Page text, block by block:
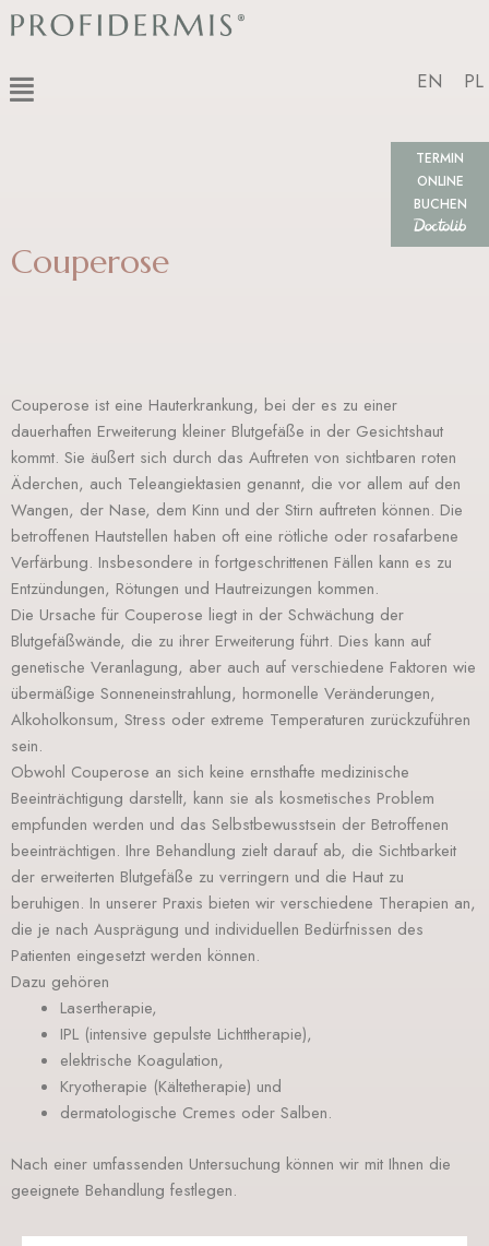
Zum
Inhalt
Menü EN PL
TERMIN
ONLINE
BUCHEN
Couperose
Couperose ist eine Hauterkrankung, bei der es zu einer
dauerhaften Erweiterung kleiner Blutgefäße in der Gesichtshaut
kommt. Sie äußert sich durch das Auftreten von sichtbaren roten
Äderchen, auch Teleangiektasien genannt, die vor allem auf den
Wangen, der Nase, dem Kinn und der Stirn auftreten können. Die
betroffenen Hautstellen haben oft eine rötliche oder rosafarbene
Verfärbung. Insbesondere in fortgeschrittenen Fällen kann es zu
Entzündungen, Rötungen und Hautreizungen kommen.
Die Ursache für Couperose liegt in der Schwächung der
Blutgefäßwände, die zu ihrer Erweiterung führt. Dies kann auf
genetische Veranlagung, aber auch auf verschiedene Faktoren wie
übermäßige Sonneneinstrahlung, hormonelle Veränderungen,
Alkoholkonsum, Stress oder extreme Temperaturen zurückzuführen
sein.
Obwohl Couperose an sich keine ernsthafte medizinische
Beeinträchtigung darstellt, kann sie als kosmetisches Problem
empfunden werden und das Selbstbewusstsein der Betroffenen
beeinträchtigen. Ihre Behandlung zielt darauf ab, die Sichtbarkeit
der erweiterten Blutgefäße zu verringern und die Haut zu
beruhigen. In unserer Praxis bieten wir verschiedene Therapien an,
die je nach Ausprägung und individuellen Bedürfnissen des
Patienten eingesetzt werden können.
Dazu gehören
Lasertherapie,
IPL (intensive gepulste Lichttherapie),
elektrische Koagulation,
Kryotherapie (Kältetherapie) und
dermatologische Cremes oder Salben.
Nach einer umfassenden Untersuchung können wir mit Ihnen die
geeignete Behandlung festlegen.